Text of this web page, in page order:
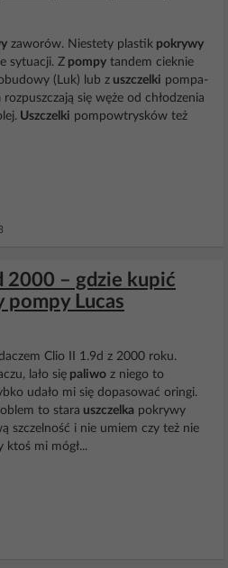
zaworów. Niestety plastik pokrywy
sytuacji. Z pompy tandem cieknie
(Luk) lub z uszczelki pompa-
rozpuszczają się węże od chłodzenia
Uszczelki pompowtrysków też
2000 – gdzie kupić
pompy Lucas
Clio II 1.9d z 2000 roku.
lało się paliwo z niego to
udało mi się dopasować oringi.
to stara uszczelka pokrywy
szczelność i nie umiem czy też nie
ktoś mi mógł...